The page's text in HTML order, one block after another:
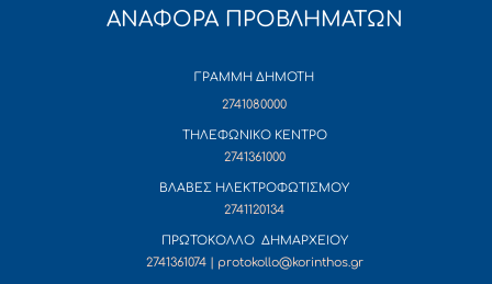
ΑΝΑΦΟΡΑ ΠΡΟΒΛΗΜΑΤΩΝ
ΓΡΑΜΜΗ ΔΗΜΟΤΗ
2741080000
ΤΗΛΕΦΩΝΙΚΟ ΚΕΝΤΡΟ
2741361000
ΒΛΑΒΕΣ ΗΛΕΚΤΡΟΦΩΤΙΣΜΟΥ
2741120134
ΠΡΩΤΟΚΟΛΛΟ ΔΗΜΑΡΧΕΙΟΥ
2741361074 | protokollo@korinthos.gr